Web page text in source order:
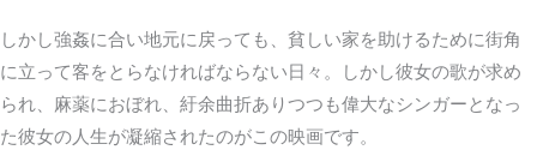
しかし強姦に合い地元に戻っても、貧しい家を助けるために街角
に立って客をとらなければならない日々。しかし彼女の歌が求め
られ、麻薬におぼれ、紆余曲折ありつつも偉大なシンガーとなっ
た彼女の人生が凝縮されたのがこの映画です。